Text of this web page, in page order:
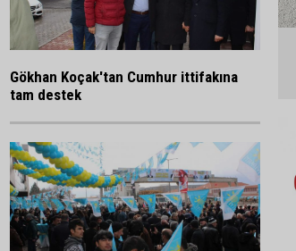
Gökhan Koçak'tan Cumhur ittifakına
tam destek